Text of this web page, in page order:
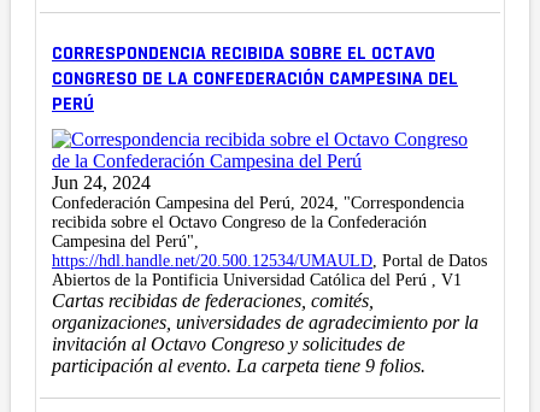
CORRESPONDENCIA RECIBIDA SOBRE EL OCTAVO
CONGRESO DE LA CONFEDERACIÓN CAMPESINA DEL
PERÚ
Jun 24, 2024
Confederación Campesina del Perú, 2024, "Correspondencia
recibida sobre el Octavo Congreso de la Confederación
Campesina del Perú",
https://hdl.handle.net/20.500.12534/UMAULD, Portal de Datos
Abiertos de la Pontificia Universidad Católica del Perú , V1
Cartas recibidas de federaciones, comités,
organizaciones, universidades de agradecimiento por la
invitación al Octavo Congreso y solicitudes de
participación al evento. La carpeta tiene 9 folios.